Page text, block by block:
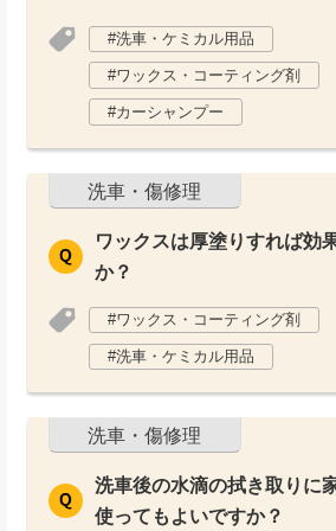
洗車・ケミカル用品
ワックス・コーティング剤
カーシャンプー
洗車・傷修理
ワックスは厚塗りすれば効
か？
ワックス・コーティング剤
洗車・ケミカル用品
洗車・傷修理
洗車後の水滴の拭き取りに
使ってもよいですか？